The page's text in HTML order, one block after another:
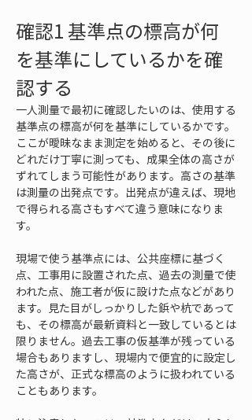
確認1 基準点の標高が何
を基準にしているかを確
認する
一人測量で最初に確認したいのは、使用する
基準点の標高が何を基準にしているかです。
ここが曖昧なまま測定を始めると、その後に
どれだけ丁寧に測っても、成果全体の高さが
ずれてしまう可能性があります。高さの基準
は測量の出発点です。出発点が違えば、現地
で得られる高さもすべて違う意味になりま
す。
現場で使う基準点には、公共座標に基づく
点、工事用に設置された点、過去の測量で使
われた点、施工者が仮に設けた点などがあり
ます。見た目がしっかりした鋲や杭であって
も、その標高が最新資料と一致しているとは
限りません。過去工事の仮基準が残っている
場合もありますし、現場内で便宜的に設定し
た高さが、正式な標高のように扱われている
こともあります。